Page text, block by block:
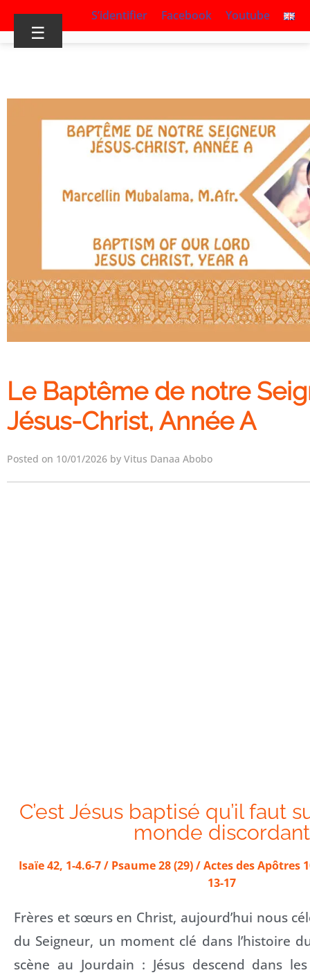
S’identifier Facebook Youtube
☰
Le Baptême de notre
Jésus-Christ, Année A
Posted on 10/01/2026 by Vitus Danaa Abobo
C’est Jésus baptisé qu’il faut
monde discordant
Isaïe 42, 1-4.6-7 / Psaume 28 (29) / Actes des Apôtres
13-17
Frères et sœurs en Christ, aujourd’hui nous
du Seigneur, un moment clé dans l’histoire
scène au Jourdain : Jésus descend dans